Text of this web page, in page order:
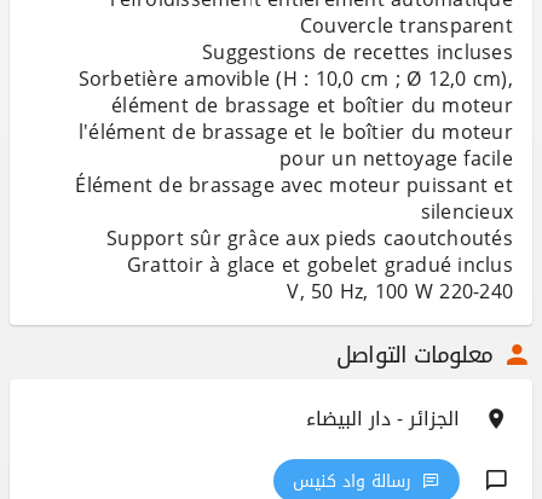
Sorbetière amovible (H : 10,0 cm ; Ø 12,0 cm),
l'élément de brassage et le boîtier du moteur
Élément de brassage avec moteur puissant et
220-240 V, 50 Hz, 100 W
معلومات التواصل
الجزائر - دار البيضاء
رسالة واد كنيس